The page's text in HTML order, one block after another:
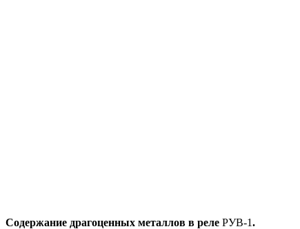
Содержание драгоценных металлов в реле РУВ-1.